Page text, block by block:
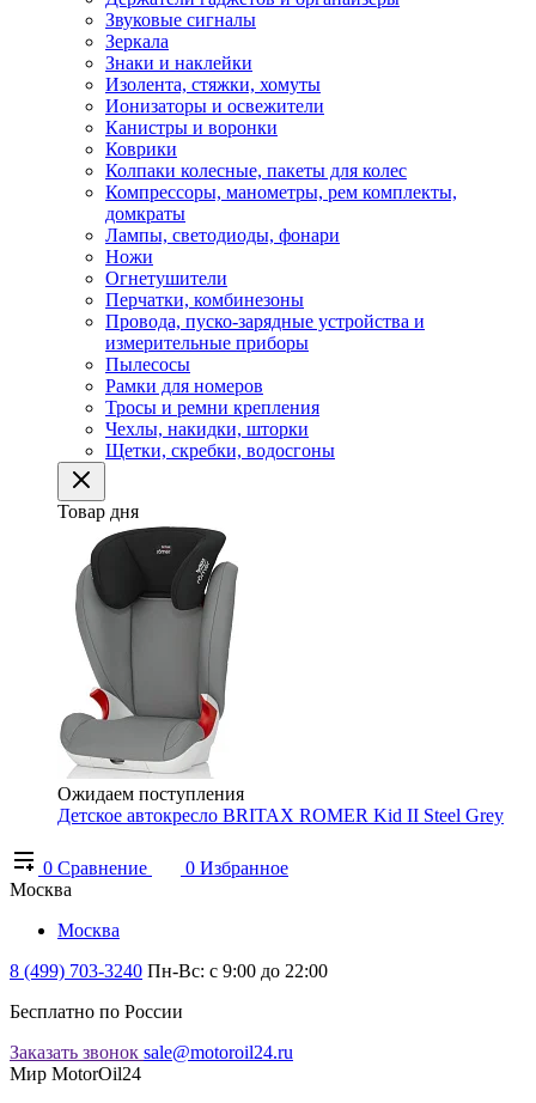
Звуковые сигналы
Зеркала
Знаки и наклейки
Изолента, стяжки, хомуты
Ионизаторы и освежители
Канистры и воронки
Коврики
Колпаки колесные, пакеты для колес
Компрессоры, манометры, рем комплекты,
домкраты
Лампы, светодиоды, фонари
Ножи
Огнетушители
Перчатки, комбинезоны
Провода, пуско-зарядные устройства и
измерительные приборы
Пылесосы
Рамки для номеров
Тросы и ремни крепления
Чехлы, накидки, шторки
Щетки, скребки, водосгоны
Товар дня
Ожидаем поступления
Детское автокресло BRITAX ROMER Kid II Steel Grey
0 Сравнение 0 Избранное
Москва
Москва
8 (499) 703-3240 Пн-Вс: с 9:00 до 22:00
Бесплатно по России
Заказать звонок sale@motoroil24.ru
Мир MotorOil24